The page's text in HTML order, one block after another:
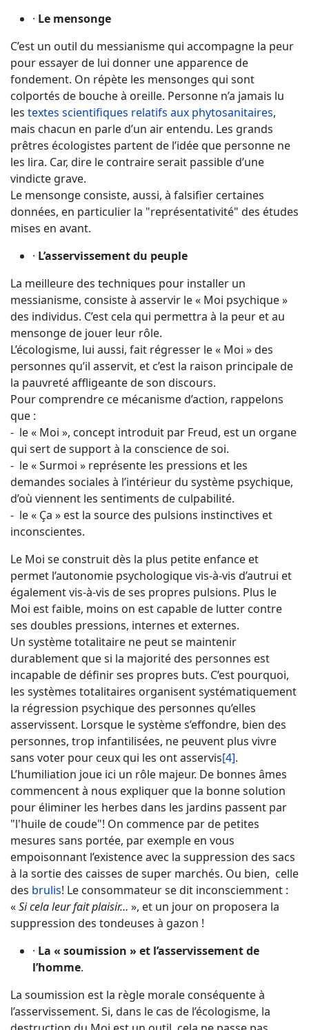
· Le mensonge
C’est un outil du messianisme qui accompagne la peur
pour essayer de lui donner une apparence de
fondement. On répète les mensonges qui sont
colportés de bouche à oreille. Personne n’a jamais lu
les textes scientifiques relatifs aux phytosanitaires,
mais chacun en parle d’un air entendu. Les grands
prêtres écologistes partent de l’idée que personne ne
les lira. Car, dire le contraire serait passible d’une
vindicte grave.
Le mensonge consiste, aussi, à falsifier certaines
données, en particulier la "représentativité" des études
mises en avant.
· L’asservissement du peuple
La meilleure des techniques pour installer un
messianisme, consiste à asservir le « Moi psychique »
des individus. C’est cela qui permettra à la peur et au
mensonge de jouer leur rôle.
L’écologisme, lui aussi, fait régresser le « Moi » des
personnes qu’il asservit, et c’est la raison principale de
la pauvreté affligeante de son discours.
Pour comprendre ce mécanisme d’action, rappelons
que :
- le « Moi », concept introduit par Freud, est un organe
qui sert de support à la conscience de soi.
- le « Surmoi » représente les pressions et les
demandes sociales à l’intérieur du système psychique,
d’où viennent les sentiments de culpabilité.
- le « Ça » est la source des pulsions instinctives et
inconscientes.
Le Moi se construit dès la plus petite enfance et
permet l’autonomie psychologique vis-à-vis d’autrui et
également vis-à-vis de ses propres pulsions. Plus le
Moi est faible, moins on est capable de lutter contre
ses doubles pressions, internes et externes.
Un système totalitaire ne peut se maintenir
durablement que si la majorité des personnes est
incapable de définir ses propres buts. C’est pourquoi,
les systèmes totalitaires organisent systématiquement
la régression psychique des personnes qu’elles
asservissent. Lorsque le système s’effondre, bien des
personnes, trop infantilisées, ne peuvent plus vivre
sans voter pour ceux qui les ont asservis[4].
L’humiliation joue ici un rôle majeur. De bonnes âmes
commencent à nous expliquer que la bonne solution
pour éliminer les herbes dans les jardins passent par
"l'huile de coude"! On commence par de petites
mesures sans portée, par exemple en vous
empoisonnant l’existence avec la suppression des sacs
à la sortie des caisses de super marchés. Ou bien, celle
des brulis! Le consommateur se dit inconsciemment :
«Si cela leur fait plaisir… », et un jour on proposera la
suppression des tondeuses à gazon !
· La « soumission » et l’asservissement de
l’homme.
La soumission est la règle morale conséquente à
l’asservissement. Si, dans le cas de l’écologisme, la